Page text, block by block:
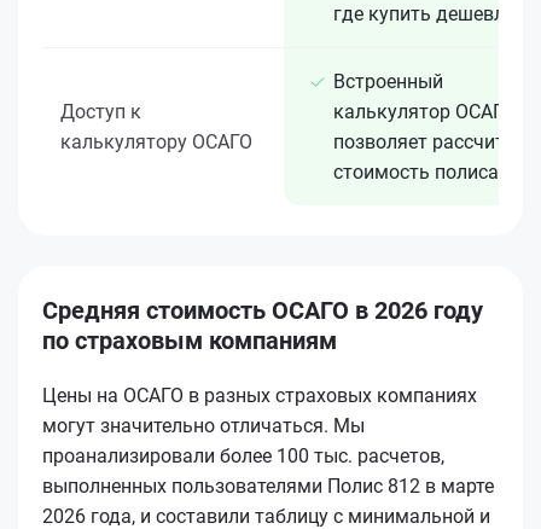
где купить дешевле
Доступ к
калькулятору ОСАГО
Встроенный
калькулятор ОСАГО
позволяет рассчитать
стоимость полиса
Средняя стоимость ОСАГО в 2026 году
по страховым компаниям
Цены на ОСАГО в разных страховых компаниях
могут значительно отличаться. Мы
проанализировали более 100 тыс. расчетов,
выполненных пользователями Полис 812 в марте
2026 года, и составили таблицу с минимальной и